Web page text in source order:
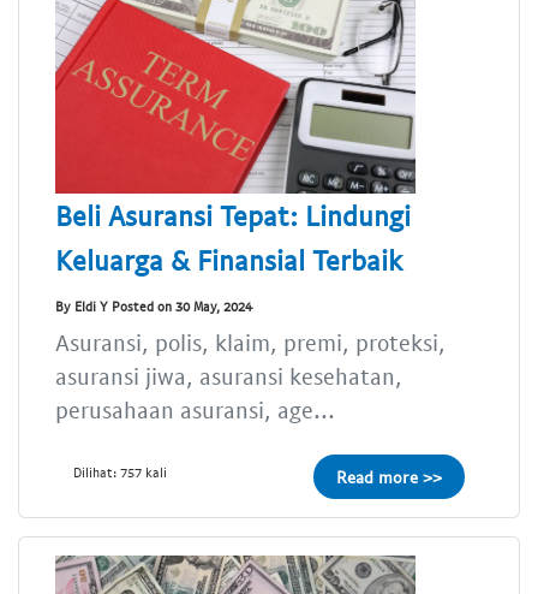
Beli Asuransi Tepat: Lindungi
Keluarga & Finansial Terbaik
By Eldi Y Posted on 30 May, 2024
Asuransi, polis, klaim, premi, proteksi,
asuransi jiwa, asuransi kesehatan,
perusahaan asuransi, age...
Dilihat: 757 kali Read more >>